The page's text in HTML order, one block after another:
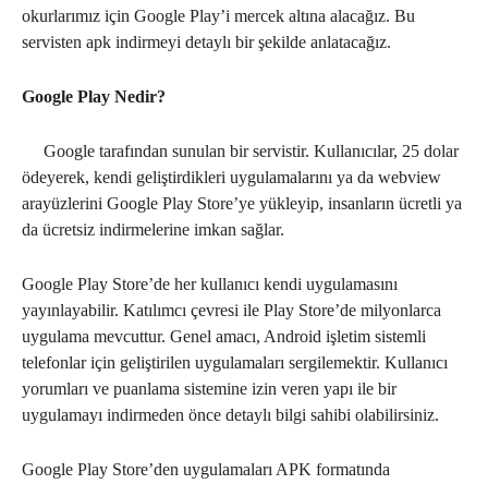
okurlarımız için Google Play’i mercek altına alacağız. Bu
servisten apk indirmeyi detaylı bir şekilde anlatacağız.
Google Play Nedir?
Google tarafından sunulan bir servistir. Kullanıcılar, 25 dolar
ödeyerek, kendi geliştirdikleri uygulamalarını ya da webview
arayüzlerini Google Play Store’ye yükleyip, insanların ücretli ya
da ücretsiz indirmelerine imkan sağlar.
Google Play Store’de her kullanıcı kendi uygulamasını
yayınlayabilir. Katılımcı çevresi ile Play Store’de milyonlarca
uygulama mevcuttur. Genel amacı, Android işletim sistemli
telefonlar için geliştirilen uygulamaları sergilemektir. Kullanıcı
yorumları ve puanlama sistemine izin veren yapı ile bir
uygulamayı indirmeden önce detaylı bilgi sahibi olabilirsiniz.
Google Play Store’den uygulamaları APK formatında